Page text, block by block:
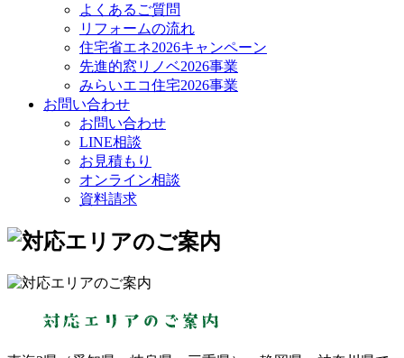
よくあるご質問
リフォームの流れ
住宅省エネ2026キャンペーン
先進的窓リノベ2026事業
みらいエコ住宅2026事業
お問い合わせ
お問い合わせ
LINE相談
お見積もり
オンライン相談
資料請求